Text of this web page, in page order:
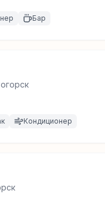
Бар
Кондиционер